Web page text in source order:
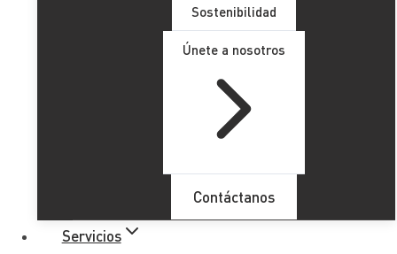
Sostenibilidad
Únete a nosotros
Contáctanos
Servicios
Registro contable del
impuesto turístico balear